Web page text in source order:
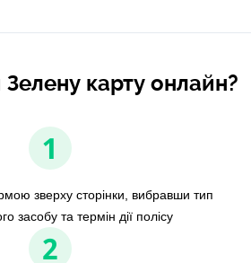
карту онлайн?
1
зверху сторінки, вибравши тип
засобу та термін дії полісу
2